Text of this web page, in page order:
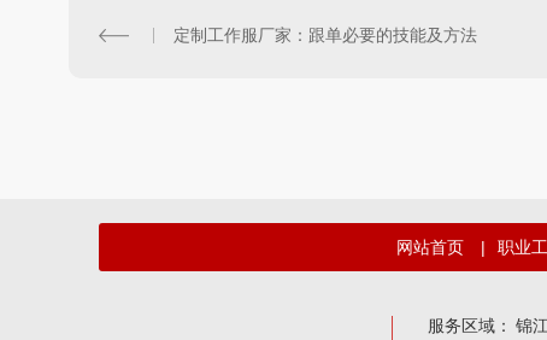
定制工作服厂家：跟单必要的技能及方法
网站首页 | 职业
服务区域： 锦